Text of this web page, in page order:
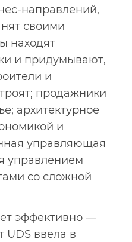
направлений,
своими
находят
и придумывают,
и
продажники
архитектурное
и
управляющая
управлением
со сложной
эффективно —
UDS ввела в